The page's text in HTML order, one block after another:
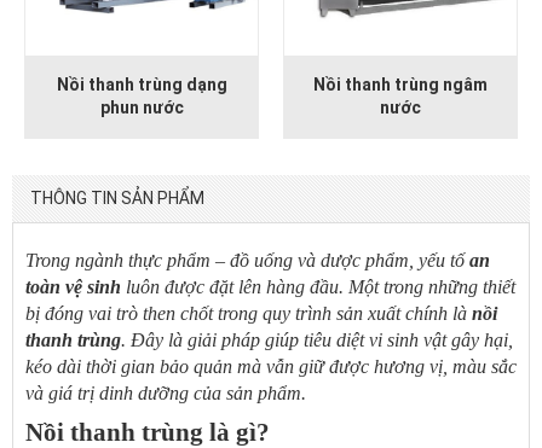
Nồi thanh trùng dạng
phun nước
Nồi thanh trùng ngâm
nước
THÔNG TIN SẢN PHẨM
Trong ngành thực phẩm – đồ uống và dược phẩm, yếu tốan
toàn vệ sinh luôn được đặt lên hàng đầu. Một trong những thiết
bị đóng vai trò then chốt trong quy trình sản xuất chính là nồi
thanh trùng. Đây là giải pháp giúp tiêu diệt vi sinh vật gây hại,
kéo dài thời gian bảo quản mà vẫn giữ được hương vị, màu sắc
và giá trị dinh dưỡng của sản phẩm.
Nồi thanh trùng là gì?